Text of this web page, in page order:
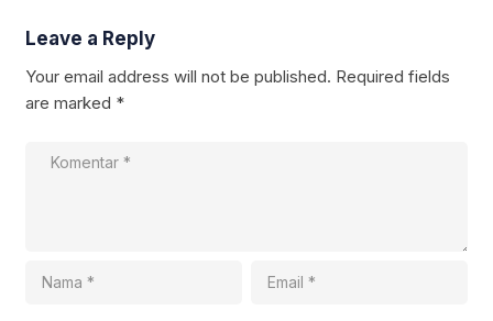
Leave a Reply
Your email address will not be published. Required fields
are marked *